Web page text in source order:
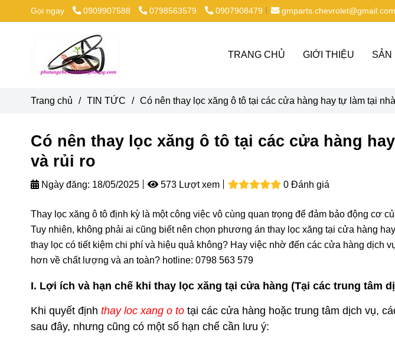
Gọi ngay 0909907588 0798563579 0907908479 gmparts.chevrolet@gmail.com
TRANG CHỦ GIỚI THIỆU SẢN
Trang chủ / TIN TỨC / Có nên thay lọc xăng ô tô tại các cửa hàng hay tự làm tại
Có nên thay lọc xăng ô tô tại các cửa hàng
và rủi ro
Ngày đăng: 18/05/2025 573 Lượt xem 0 Đánh giá
Thay lọc xăng ô tô định kỳ là một công việc vô cùng quan trọng để đảm bảo động cơ
Tuy nhiên, không phải ai cũng biết nên chọn phương án thay lọc xăng tại cửa hàng
thay lọc có tiết kiệm chi phí và hiệu quả không? Hay việc nhờ đến các cửa hàng dịch
hơn về chất lượng và an toàn? hotline: 0798 563 579
I. Lợi ích và hạn chế khi thay lọc xăng tại cửa hàng (Tại các trung tâm
Khi quyết định thay loc xang o to tại các cửa hàng hoặc trung tâm dịch vụ,
sau đây, nhưng cũng có một số hạn chế cần lưu ý: